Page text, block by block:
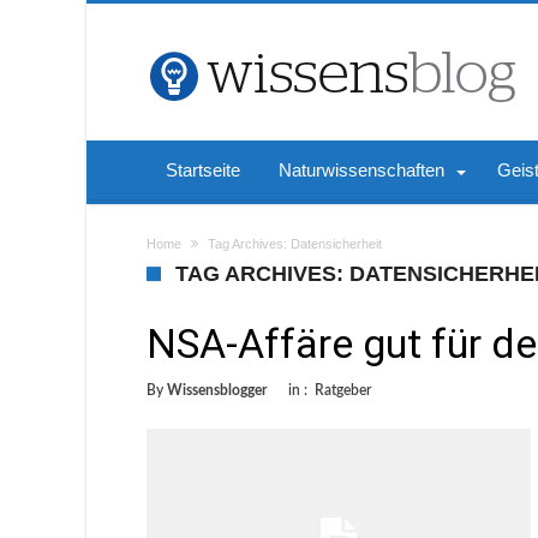
Startseite Naturwissenschaften
Home Tag Archives: Datensicherheit
TAG ARCHIVES:
NSA-Affäre gut für
By Wissensblogger in : Ratgeber